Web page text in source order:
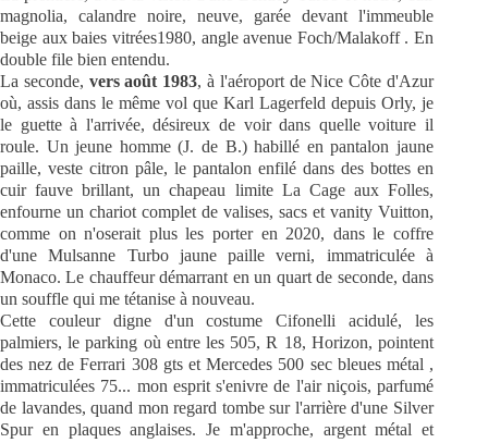
magnolia, calandre noire, neuve, garée devant l'immeuble
beige aux baies vitrées1980, angle avenue Foch/Malakoff . En
double file bien entendu.
La seconde, vers août 1983, à l'aéroport de Nice Côte d'Azur
où, assis dans le même vol que Karl Lagerfeld depuis Orly, je
le guette à l'arrivée, désireux de voir dans quelle voiture il
roule. Un jeune homme (J. de B.) habillé en pantalon jaune
paille, veste citron pâle, le pantalon enfilé dans des bottes en
cuir fauve brillant, un chapeau limite La Cage aux Folles,
enfourne un chariot complet de valises, sacs et vanity Vuitton,
comme on n'oserait plus les porter en 2020, dans le coffre
d'une Mulsanne Turbo jaune paille verni, immatriculée à
Monaco. Le chauffeur démarrant en un quart de seconde, dans
un souffle qui me tétanise à nouveau.
Cette couleur digne d'un costume Cifonelli acidulé, les
palmiers, le parking où entre les 505, R 18, Horizon, pointent
des nez de Ferrari 308 gts et Mercedes 500 sec bleues métal ,
immatriculées 75... mon esprit s'enivre de l'air niçois, parfumé
de lavandes, quand mon regard tombe sur l'arrière d'une Silver
Spur en plaques anglaises. Je m'approche, argent métal et